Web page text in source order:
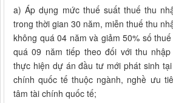
a) Áp dụng mức thuế suất thuế thu
trong thời gian 30 năm, miễn thuế thu
không quá 04 năm và giảm 50% số
quá 09 năm tiếp theo đối với thu
thực hiện dự án đầu tư mới phát sinh
chính quốc tế thuộc ngành, nghề ưu
tâm tài chính quốc tế;